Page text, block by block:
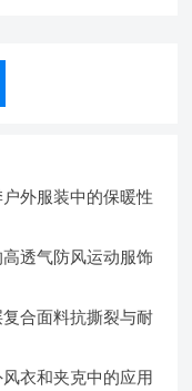
外服装中的保暖性
透气防风运动服饰
合面料抗撕裂与耐
衣和夹克中的应用